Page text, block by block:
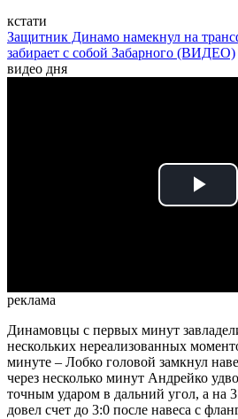
кстати
Защитник Динамо намекнул на
забирает с собой Забарного (ВИДЕО)
видео дня
Play
реклама
Динамовцы с первых минут
нескольких нереализованных
минуте – Лобко головой замкнул
через несколько минут Андрейко
точным ударом в дальний угол, а на
довел счет до 3:0 после навеса с